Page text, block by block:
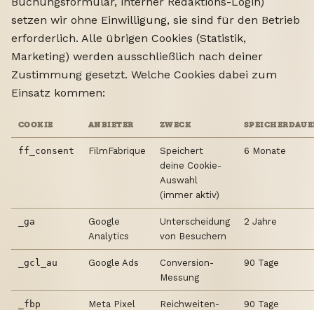
setzen wir ohne Einwilligung, sie sind für den Betrieb
erforderlich. Alle übrigen Cookies (Statistik,
Marketing) werden ausschließlich nach deiner
Zustimmung gesetzt. Welche Cookies dabei zum
Einsatz kommen:
COOKIE ANBIETER ZWECK
ff_consent FilmFabrique
Speichert
deine Cookie-
Auswahl
(immer aktiv)
6 Monate
_ga
Google
Analytics
Unterscheidung
von Besuchern
2 Jahre
_gcl_au Google Ads
Conversion-
Messung
90 Tage
_fbp Meta Pixel
Reichweiten-
90 Tage